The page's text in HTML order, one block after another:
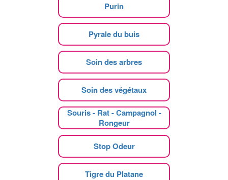
Purin
Pyrale du buis
Soin des arbres
Soin des végétaux
Souris - Rat - Campagnol -
Rongeur
Stop Odeur
Tigre du Platane